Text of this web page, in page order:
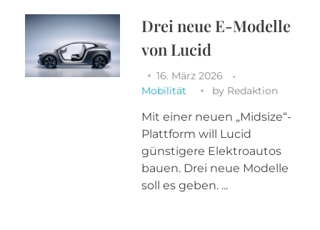
Drei neue E-Modelle
von Lucid
16. März 2026
Mobilität
by Redaktion
Mit einer neuen „Midsize“-
Plattform will Lucid
günstigere Elektroautos
bauen. Drei neue Modelle
soll es geben. ...